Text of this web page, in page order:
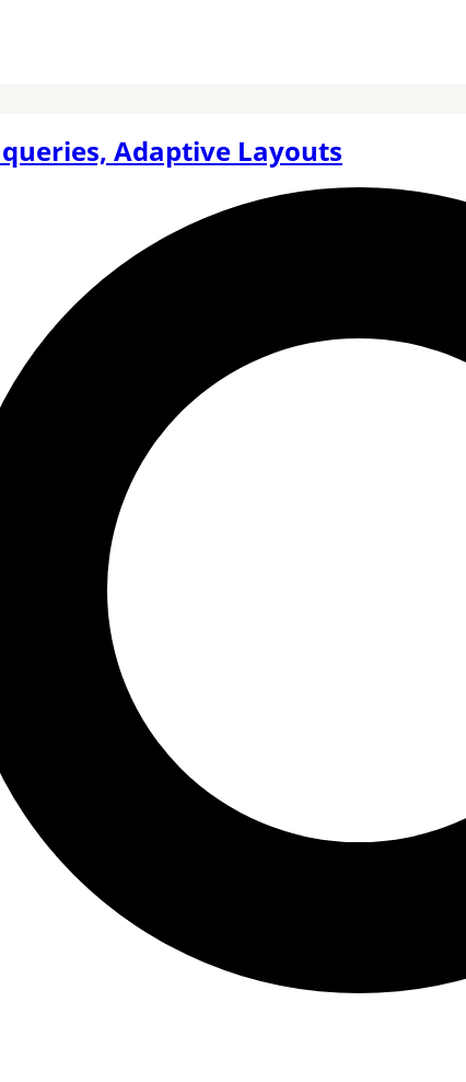
Adaptive Layouts